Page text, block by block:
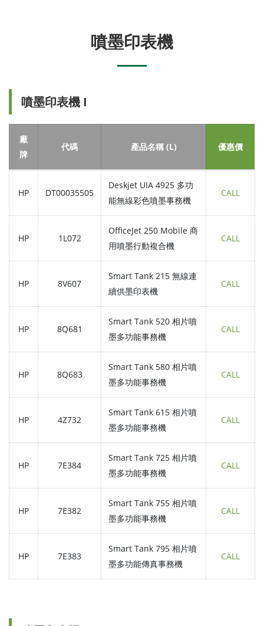
噴墨印表機
噴墨印表機 I
廠
牌
代碼 產品名稱 (L) 優惠價
HP DT00035505
Deskjet UIA 4925 多功
能無線彩色噴墨事務機
CALL
HP 1L072
OfficeJet 250 Mobile 商
用噴墨行動複合機
CALL
HP 8V607
Smart Tank 215 無線連
續供墨印表機
CALL
HP 8Q681
Smart Tank 520 相片噴
墨多功能事務機
CALL
HP 8Q683
Smart Tank 580 相片噴
墨多功能事務機
CALL
HP 4Z732
Smart Tank 615 相片噴
墨多功能事務機
CALL
HP 7E384
Smart Tank 725 相片噴
墨多功能事務機
CALL
HP 7E382
Smart Tank 755 相片噴
墨多功能事務機
CALL
HP 7E383
Smart Tank 795 相片噴
墨多功能傳真事務機
CALL